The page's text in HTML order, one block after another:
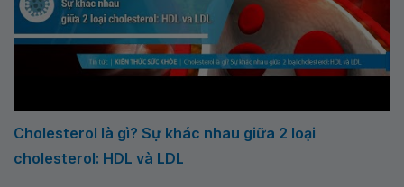
Cholesterol là gì? Sự khác nhau giữa 2 loại
cholesterol: HDL và LDL